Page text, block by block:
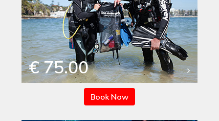
€ 75.00
Book Now